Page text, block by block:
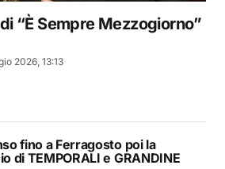
“È Sempre Mezzogiorno”
2026, 13:13
fino a Ferragosto poi la
di TEMPORALI e GRANDINE